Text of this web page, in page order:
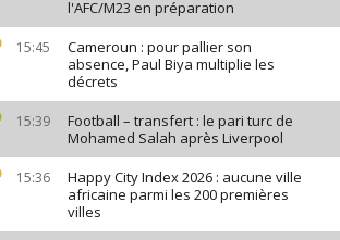
l'AFC/M23 en préparation
15:45
Cameroun : pour pallier son
absence, Paul Biya multiplie les
décrets
15:39
Football – transfert : le pari turc de
Mohamed Salah après Liverpool
15:36
Happy City Index 2026 : aucune ville
africaine parmi les 200 premières
villes